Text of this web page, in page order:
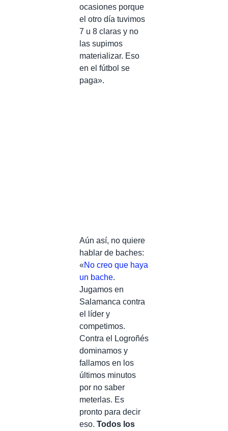
ocasiones porque
el otro día tuvimos
7 u 8 claras y no
las supimos
materializar. Eso
en el fútbol se
paga».
Aún así, no quiere
hablar de baches:
«No creo que haya
un bache.
Jugamos en
Salamanca contra
el líder y
competimos.
Contra el Logroñés
dominamos y
fallamos en los
últimos minutos
por no saber
meterlas. Es
pronto para decir
eso. Todos los